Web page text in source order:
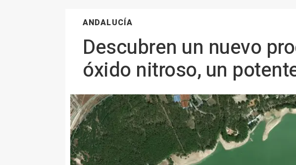
ANDALUCÍA
Descubren un nuevo
óxido nitroso, un